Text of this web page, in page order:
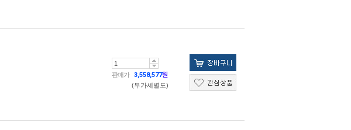
판매가 3,558,577원
(부가세별도)